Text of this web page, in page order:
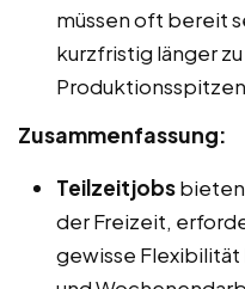
müssen oft bereit
kurzfristig länger
Zusammenfassung:
Teilzeitjobs
der Freizeit,
gewisse